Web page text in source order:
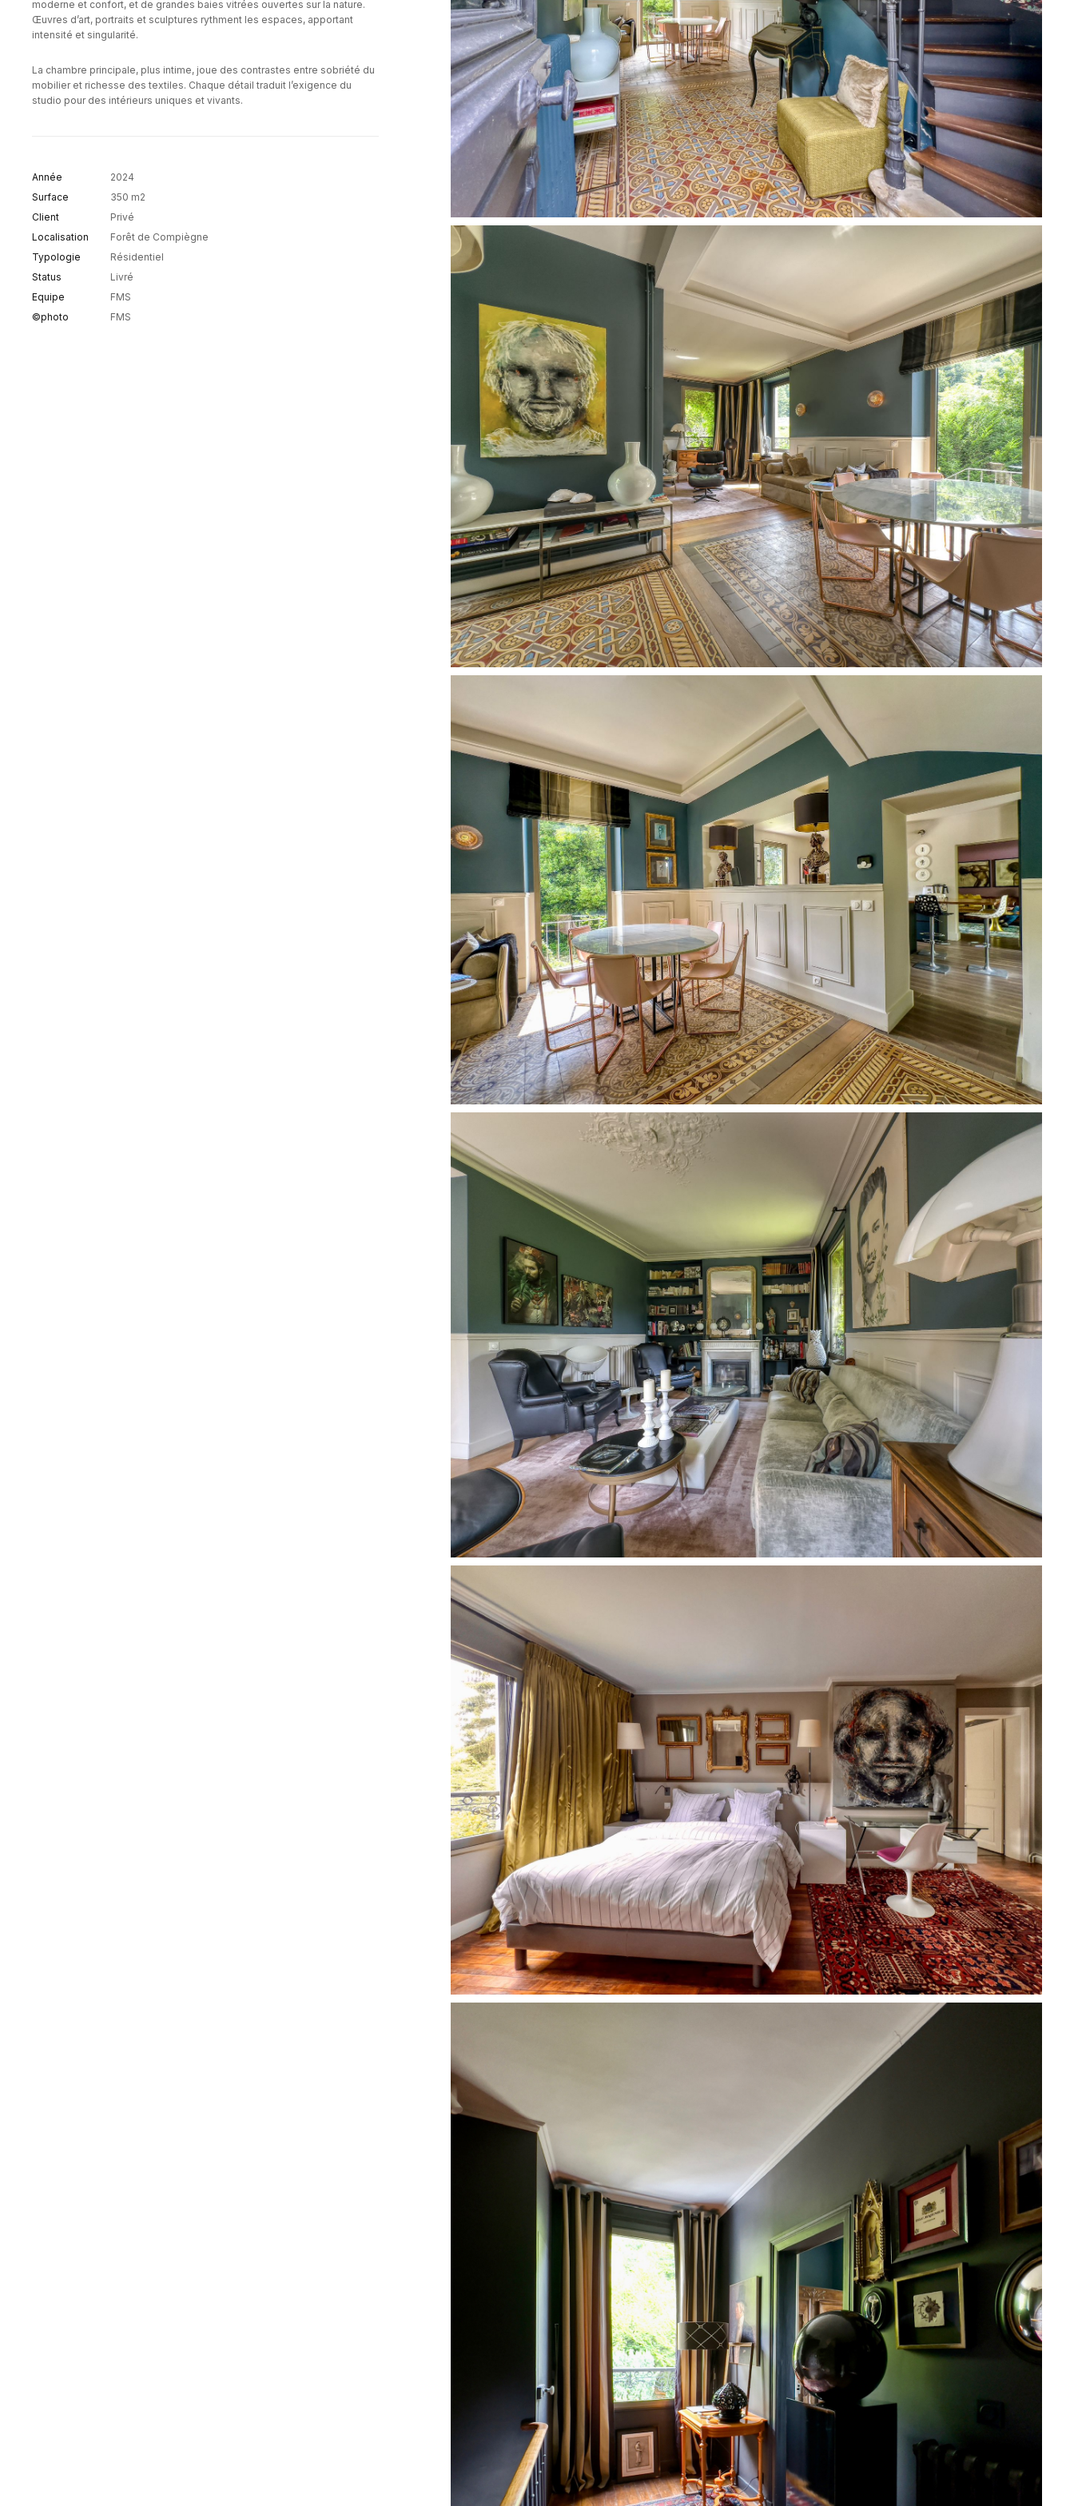
moderne et confort, et de grandes baies vitrées ouvertes sur la nature.
Œuvres d’art, portraits et sculptures rythment les espaces, apportant
intensité et singularité.
La chambre principale, plus intime, joue des contrastes entre sobriété du
mobilier et richesse des textiles. Chaque détail traduit l’exigence du
studio pour des intérieurs uniques et vivants.
Année
2024
Surface
350 m2
Client
Privé
Localisation
Forêt de Compiègne
Typologie
Résidentiel
Status
Livré
Equipe
FMS
©photo
FMS